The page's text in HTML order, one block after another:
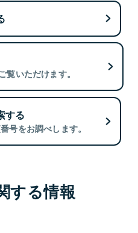
覧いただけます。
する
号をお調べします。
する情報